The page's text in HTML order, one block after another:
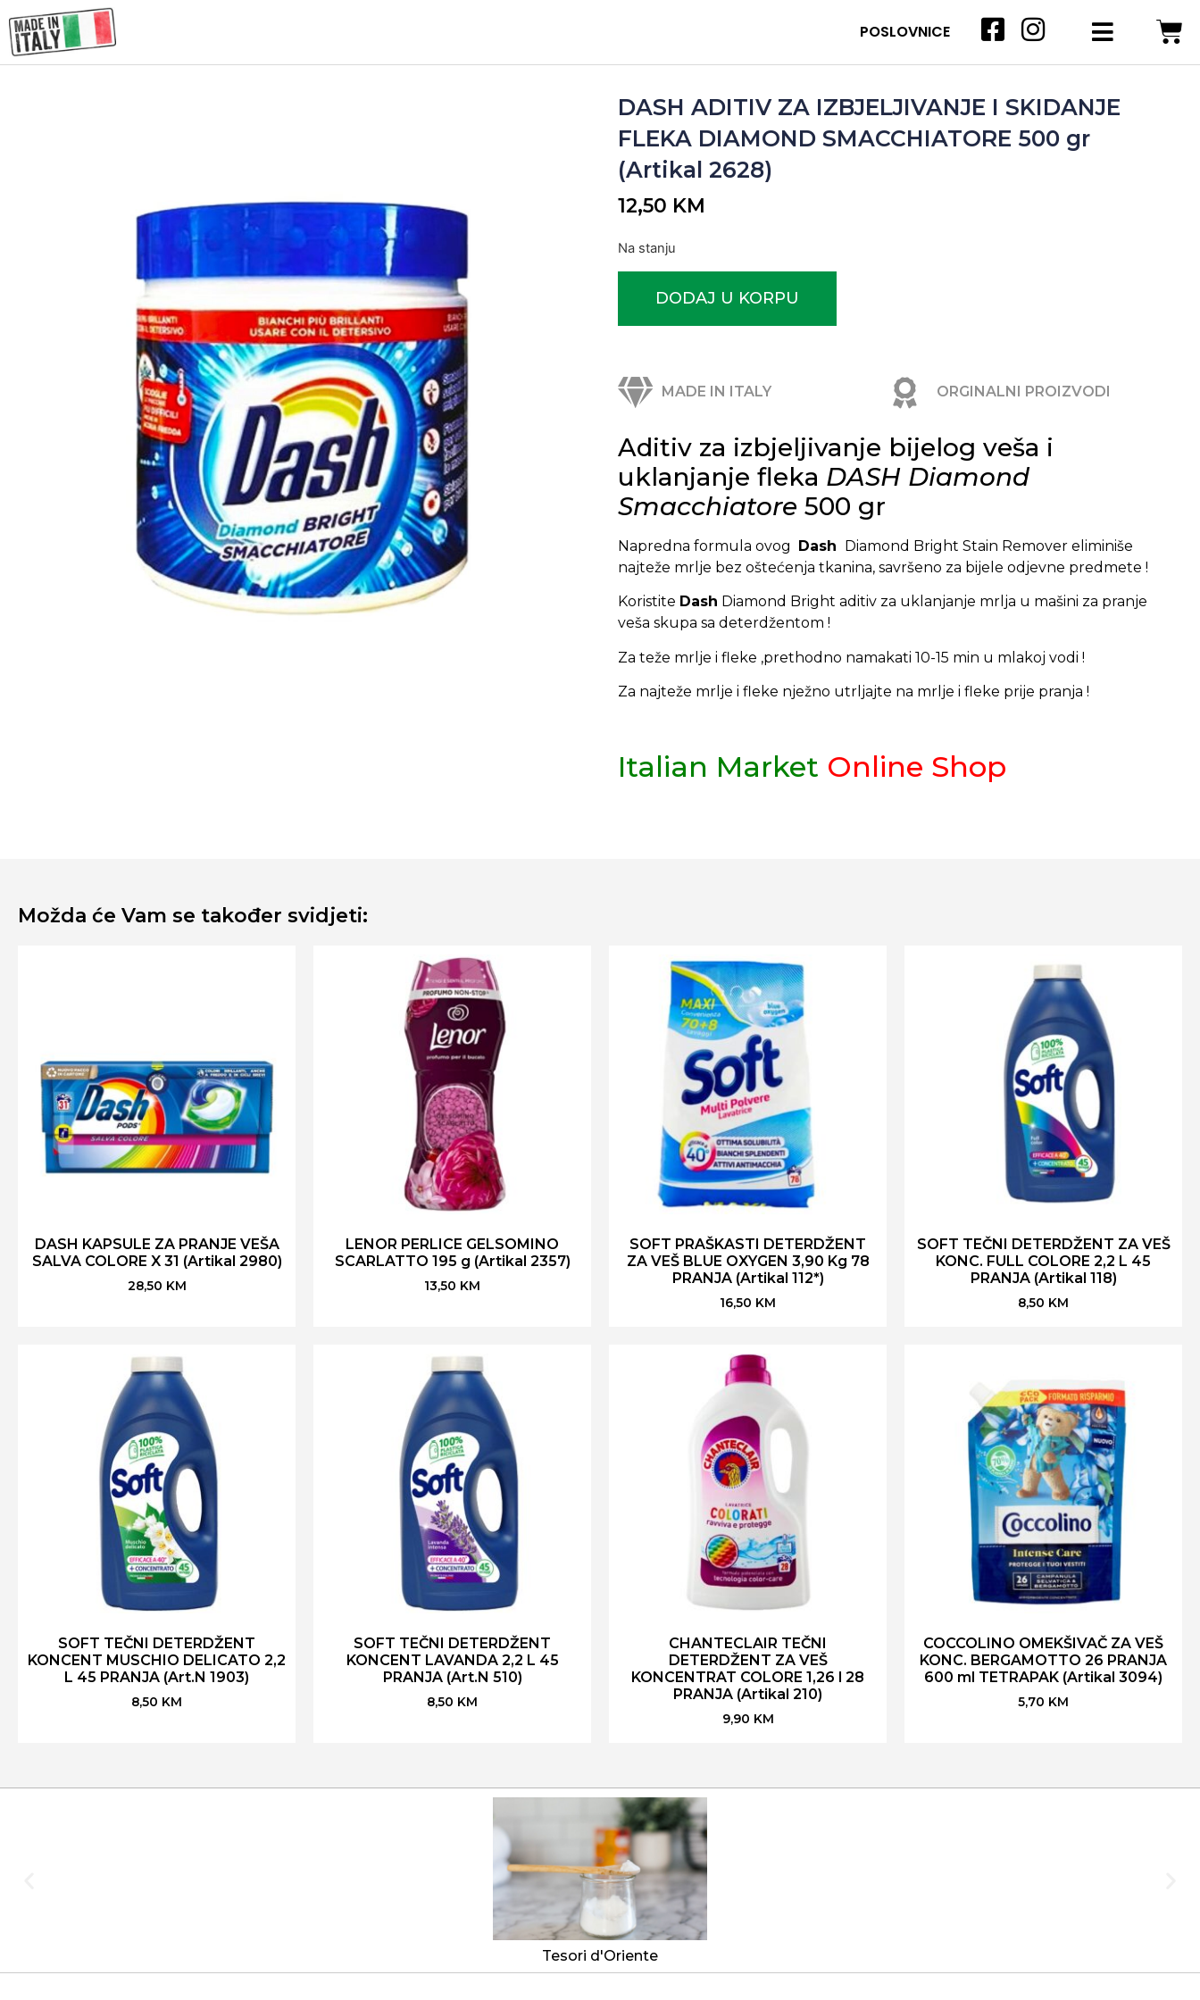
POSLOVNICE
DASH ADITIV ZA IZBJELJIVANJE I SKIDANJE
FLEKA DIAMOND SMACCHIATORE 500 gr
(Artikal 2628)
12,50 KM
Na stanju
DODAJ U KORPU
MADE IN ITALY ORGINALNI PROIZVODI
Aditiv za izbjeljivanje bijelog veša i
uklanjanje fleka DASH Diamond
Smacchiatore 500 gr
Napredna formula ovog Dash Diamond Bright Stain Remover eliminiše
najteže mrlje bez oštećenja tkanina, savršeno za bijele odjevne predmete !
Koristite Dash Diamond Bright aditiv za uklanjanje mrlja u mašini za pranje
veša skupa sa deterdžentom !
Za teže mrlje i fleke ,prethodno namakati 10-15 min u mlakoj vodi !
Za najteže mrlje i fleke nježno utrljajte na mrlje i fleke prije pranja !
Italian Market Online Shop
Možda će Vam se također svidjeti:
DASH KAPSULE ZA PRANJE VEŠA
SALVA COLORE X 31 (Artikal 2980)
28,50 KM
LENOR PERLICE GELSOMINO
SCARLATTO 195 g (Artikal 2357)
13,50 KM
SOFT PRAŠKASTI DETERDŽENT
ZA VEŠ BLUE OXYGEN 3,90 Kg 78
PRANJA (Artikal 112*)
16,50 KM
SOFT TEČNI DETERDŽENT ZA VEŠ
KONC. FULL COLORE 2,2 L 45
PRANJA (Artikal 118)
8,50 KM
SOFT TEČNI DETERDŽENT
KONCENT MUSCHIO DELICATO 2,2
L 45 PRANJA (Art.N 1903)
8,50 KM
SOFT TEČNI DETERDŽENT
KONCENT LAVANDA 2,2 L 45
PRANJA (Art.N 510)
8,50 KM
CHANTECLAIR TEČNI
DETERDŽENT ZA VEŠ
KONCENTRAT COLORE 1,26 l 28
PRANJA (Artikal 210)
9,90 KM
COCCOLINO OMEKŠIVAČ ZA VEŠ
KONC. BERGAMOTTO 26 PRANJA
600 ml TETRAPAK (Artikal 3094)
5,70 KM
Tesori d'Oriente